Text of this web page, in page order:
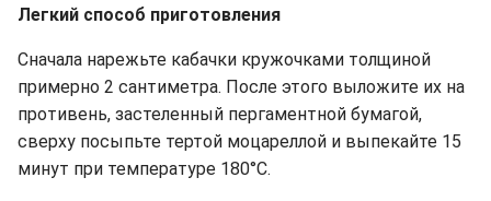
Легкий способ приготовления
Сначала нарежьте кабачки кружочками толщиной
примерно 2 сантиметра. После этого выложите их на
противень, застеленный пергаментной бумагой,
сверху посыпьте тертой моцареллой и выпекайте 15
минут при температуре 180°C.